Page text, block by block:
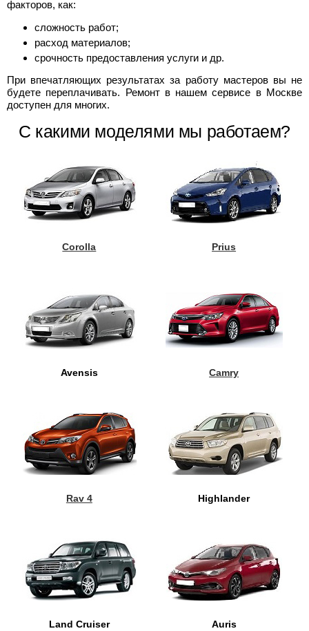
факторов, как:
сложность работ;
расход материалов;
срочность предоставления услуги и др.
При впечатляющих результатах за работу мастеров вы не
будете переплачивать. Ремонт в нашем сервисе в Москве
доступен для многих.
С какими моделями мы работаем?
Corolla Prius
Avensis Camry
Rav 4 Highlander
Land Cruiser Auris